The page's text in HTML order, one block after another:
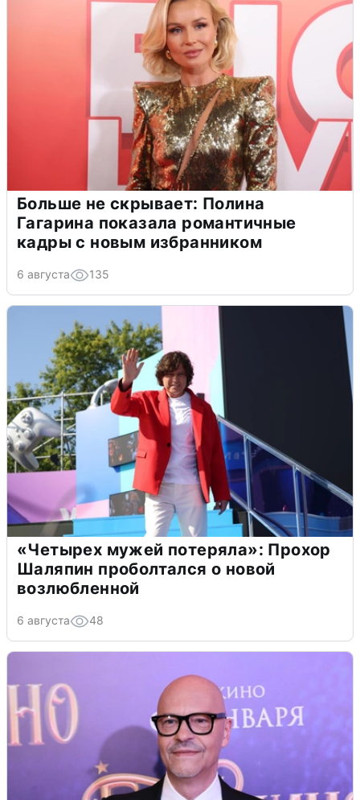
Больше не скрывает: Полина
Гагарина показала романтичные
кадры с новым избранником
6 августа 135
«Четырех мужей потеряла»: Прохор
Шаляпин проболтался о новой
возлюбленной
6 августа 48